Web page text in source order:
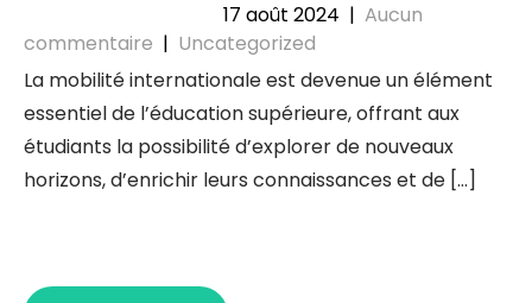
17 août 2024 | Aucun
commentaire | Uncategorized
La mobilité internationale est devenue un élément
essentiel de l’éducation supérieure, offrant aux
étudiants la possibilité d’explorer de nouveaux
horizons, d’enrichir leurs connaissances et de […]